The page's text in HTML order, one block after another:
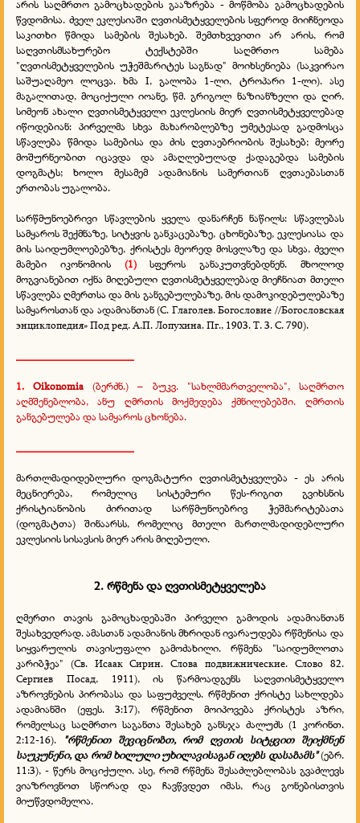
არის საღმრთო გამოცხადების გააზრება - მოწმობა გამოცხადების
წვდომისა. ძველ ეკლესიაში ღვთისმეტყველების სფეროდ მიიჩნეოდა
საკითხი წმიდა სამების შესახებ. შემთხვევითი არ არის, რომ
საღვთისმსახურებო ტექსტებში საღმრთო სამება
"ღვთისმეტყველების უჭეშმარიტეს საგნად" მოიხსენიება (საკვირაო
საშუაღამეო ლოცვა. ხმა I, გალობა 1-ლი, ტროპარი 1-ლი). ასე
მაგალითად, მოციქული იოანე, წმ. გრიგოლ ნაზიანზელი და ღირ.
სიმეონ ახალი ღვთისმეტყველი ეკლესიის მიერ ღვთისმეტყველებად
იწოდებიან: პირველმა სხვა მახარობლებზე უმეტესად გადმოსცა
სწავლება წმიდა სამებისა და ძის ღვთაებრიობის შესახებ; მეორე
მოშურნეობით იცავდა და ამაღლებულად ქადაგებდა სამების
დოგმატს; ხოლო მესამემ ადამიანის სამერთიან ღვთაებასთან
ერთობას უგალობა.
სარწმუნოებრივი სწავლების ყველა დანარჩენ ნაწილს: სწავლებას
სამყაროს შექმნაზე, სიტყვის განკაცებაზე, ცხონებაზე, ეკლესიასა და
მის საიდუმლოებებზე, ქრისტეს მეორედ მოსვლაზე და სხვა, ძველი
მამები იკონომიის (1)სფეროს განაკუთვნებდნენ. მხოლოდ
მოგვიანებით იქნა მიღებული ღვთისმეტყველებად მიეჩნიათ მთელი
სწავლება ღმერთსა და მის განგებულებაზე, მის დამოკიდებულებაზე
სამყაროსთან და ადამიანთან (С. Глаголев. Богословие //Богословская
энциклопедия» Под ред. А.П. Лопухина. Пг., 1903. Т. 3. С. 790).
1. Oikonomia(ბერძნ.) – ბუკვ. "სახლმმართველობა", საღმრთო
აღმშენებლობა, ანუ ღმრთის მოქმედება ქმნილებებში. ღმრთის
განგებულება და სამყაროს ცხონება.
მართლმადიდებლური დოგმატური ღვთისმეტყველება - ეს არის
მეცნიერება, რომელიც სისტემური წეს-რიგით გვიხსნის
ქრისტიანობის ძირითად სარწმუნოებრივ ჭეშმარიტებათა
(დოგმატთა) შინაარსს, რომელიც მთელი მართლმადიდებლური
ეკლესიის სისავსის მიერ არის მიღებული.
2. რწმენა და ღვთისმეტყველება
ღმერთი თავის გამოცხადებაში პირველი გამოდის ადამიანთან
შესახვედრად. ამასთან ადამიანის მხრიდან ივარაუდება რწმენისა და
სიყვარულის თავისუფალი გამოძახილი. რწმენა "საიდუმლოთა
კარიბჭეა" (Св. Исаак Сирин. Слова подвижнические. Слово 82.
Сергиев Посад, 1911), ის წარმოადგენს საღვთისმეტყველო
აზროვნების პირობასა და საფუძველს. რწმენით ქრისტე სახლდება
ადამიანში (ეფეს. 3:17), რწმენით მოიპოვება ქრისტეს აზრი,
რომელსაც საღმრთო საგანთა შესახებ განსჯა ძალუძს (1 კორინთ.
2:12-16).
"რწმენით შევიცნობთ, რომ ღვთის სიტყვით შეიქმნენ
საუკუნენი, და რომ ხილული უხილავისაგან იღებს დასაბამს"(ებრ.
11:3), - წერს მოციქული. ასე, რომ რწმენა შესაძლებლობას გვაძლევს
ვიაზროვნოთ სწორად და ჩავწვდეთ იმას, რაც გონებისთვის
მიუწვდომელია.